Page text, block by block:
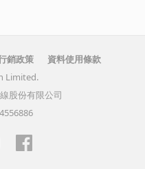
銷政策
資料使用條款
Limited.
股份有限公司